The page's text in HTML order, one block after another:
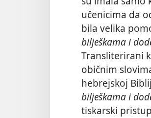
učenicima da
bila velika
bilješkama i
Transliterirani
običnim
hebrejskoj
bilješkama i
tiskarski